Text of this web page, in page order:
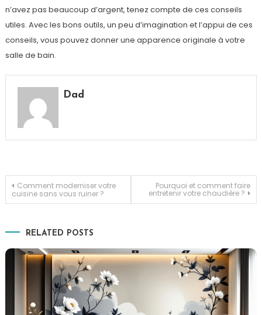
n’avez pas beaucoup d’argent, tenez compte de ces conseils
utiles. Avec les bons outils, un peu d’imagination et l’appui de ces
conseils, vous pouvez donner une apparence originale à votre
salle de bain.
Dad
Navigation
l’article
Comment moderniser votre
cuisine sans vous ruiner ?
Pourquoi et comment faire
entretenir votre chaudière ?
RELATED POSTS